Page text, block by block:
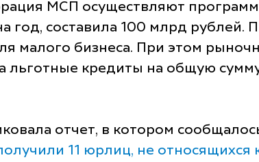
МСП осуществляют
год, составила 100 млрд рублей.
малого бизнеса. При этом
льготные кредиты на общую
отчет, в котором
11 юрлиц, не относящихся